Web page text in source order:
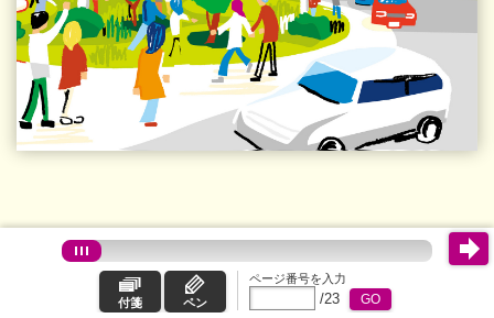
付箋 ペン
ページ番号を入力
/23 GO